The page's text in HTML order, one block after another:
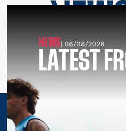
NEWS| 06/08/2026
LATEST